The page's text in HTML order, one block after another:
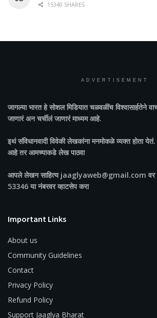
15340 SHARES
ADVERTISEMENT
जागल्या भारतहे सोशल मिडियात चळवळींच विश्वासार्हतेने
जाणारं अन चर्चीलं जाणारं माध्यम आहे.
इथं संविधानवादी विवेकी लेखकांना मनमोकळे व्यक्त होता येतं.
आहे तर आमच्याकडे लेख पाठवा
आपले लेखन साहित्य jaaglyaweb@gmail.com वर
53346 या नंबरवर व्हाटसेप करा
Important Links
About us
Community Guidelines
Contact
Privacy Policy
Refund Policy
Support Jaaglya Bharat